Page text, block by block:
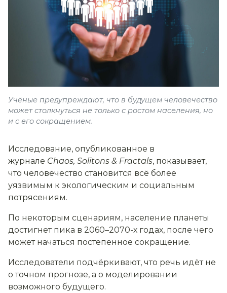
Учёные предупреждают, что в будущем человечество
может столкнуться не только с ростом населения, но
и с его сокращением.
Исследование, опубликованное в
журнале Chaos, Solitons & Fractals, показывает,
что человечество становится всё более
уязвимым к экологическим и социальным
потрясениям.
По некоторым сценариям, население планеты
достигнет пика в 2060–2070-х годах, после чего
может начаться постепенное сокращение.
Исследователи подчёркивают, что речь идёт не
о точном прогнозе, а о моделировании
возможного будущего.